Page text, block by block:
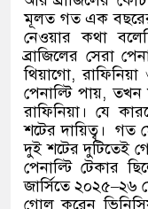
মূলত গত এক বছরের
নেওয়ার কথা
ব্রাজিলের সেরা
থিয়াগো,
পেনাল্টি পায়,তখন
রাফিনিয়া। যে
শটের দায়িত্ব।
গত
দুই শটের দুটিতেই
পেনাল্টি টেকার
জার্সিতে ২০২৫–২৬
গোল করেন